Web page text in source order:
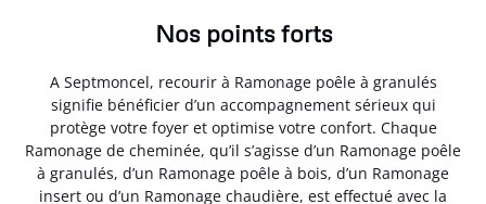
Nos points forts
A Septmoncel, recourir à Ramonage poêle à granulés
signifie bénéficier d’un accompagnement sérieux qui
protège votre foyer et optimise votre confort. Chaque
Ramonage de cheminée, qu’il s’agisse d’un Ramonage poêle
à granulés, d’un Ramonage poêle à bois, d’un Ramonage
insert ou d’un Ramonage chaudière, est effectué avec la